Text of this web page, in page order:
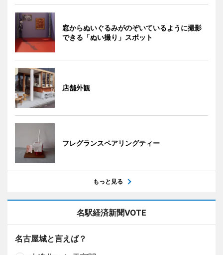
窓からぬいぐるみがのぞいているように撮影
できる「ぬい撮り」スポット
店舗外観
フレグランスペアリングティー
もっと見る
名駅経済新聞VOTE
名古屋城と言えば？